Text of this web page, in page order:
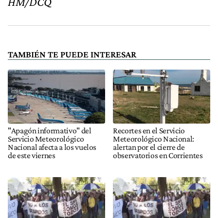
TAMBIÉN TE PUEDE INTERESAR
"Apagón informativo" del
Servicio Meteorológico
Nacional afecta a los vuelos
de este viernes
Recortes en el Servicio
Meteorológico Nacional:
alertan por el cierre de
observatorios en Corrientes